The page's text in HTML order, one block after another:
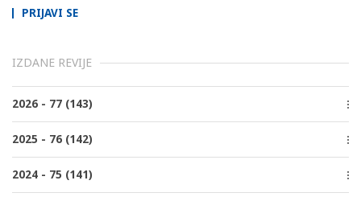
PRIJAVI SE
IZDANE REVIJE
2026 - 77 (143)
2025 - 76 (142)
2024 - 75 (141)